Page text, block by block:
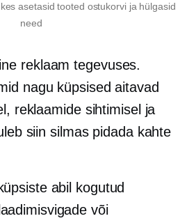
asetasid tooted ostukorvi ja hülgasid
need
reklaam tegevuses.
nagu küpsised aitavad
reklaamide sihtimisel ja
siin silmas pidada kahte
abil kogutud
või